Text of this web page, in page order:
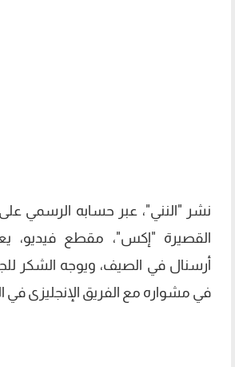
نشر "النني"، عبر حسابه الرسمي
القصيرة "إكس"، مقطع فيديو،
أرسنال في الصيف، ويوجه الشكر
في مشواره مع الفريق الإنجليزى في